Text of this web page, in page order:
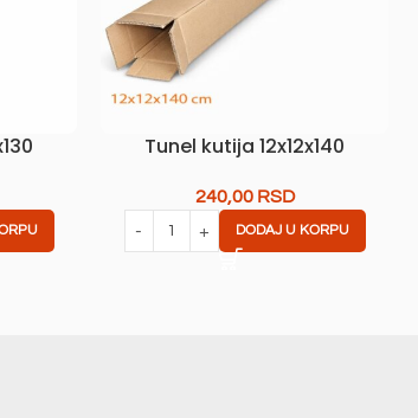
Tunel kutija 12x12x140
240,00 RSD
DODAJ U KORPU